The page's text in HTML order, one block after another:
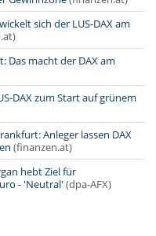
sich der LUS-DAX am
Das macht der DAX am
DAX zum Start auf grünem
Anleger lassen DAX
(finanzen.at)
hebt Ziel für
- 'Neutral' (dpa-AFX)